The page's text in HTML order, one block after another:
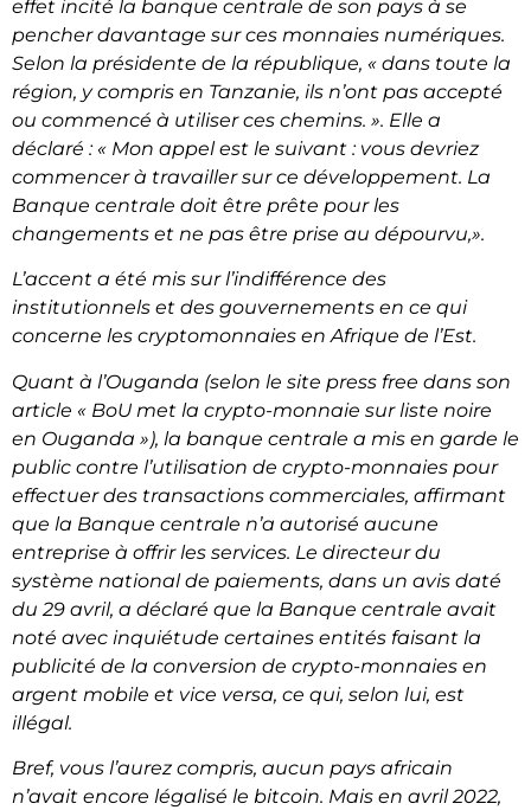
effet incité la banque centrale de son pays à se
pencher davantage sur ces monnaies numériques.
Selon la présidente de la république, « dans toute la
région, y compris en Tanzanie, ils n’ont pas accepté
ou commencé à utiliser ces chemins. ». Elle a
déclaré : « Mon appel est le suivant : vous devriez
commencer à travailler sur ce développement. La
Banque centrale doit être prête pour les
changements et ne pas être prise au dépourvu,».
L’accent a été mis sur l’indifférence des
institutionnels et des gouvernements en ce qui
concerne les cryptomonnaies en Afrique de l’Est.
Quant à l’Ouganda (selon le site press free dans son
article « BoU met la crypto-monnaie sur liste noire
en Ouganda »), la banque centrale a mis en garde le
public contre l’utilisation de crypto-monnaies pour
effectuer des transactions commerciales, affirmant
que la Banque centrale n’a autorisé aucune
entreprise à offrir les services. Le directeur du
système national de paiements, dans un avis daté
du 29 avril, a déclaré que la Banque centrale avait
noté avec inquiétude certaines entités faisant la
publicité de la conversion de crypto-monnaies en
argent mobile et vice versa, ce qui, selon lui, est
illégal.
Bref, vous l’aurez compris, aucun pays africain
n’avait encore légalisé le bitcoin. Mais en avril 2022,